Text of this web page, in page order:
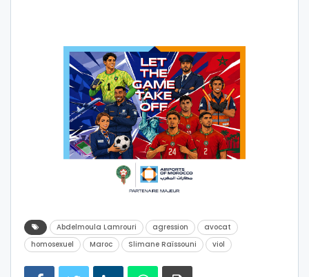
Abdelmoula Lamrouri agression
avocat
homosexuel
Maroc Slimane Raïssouni viol